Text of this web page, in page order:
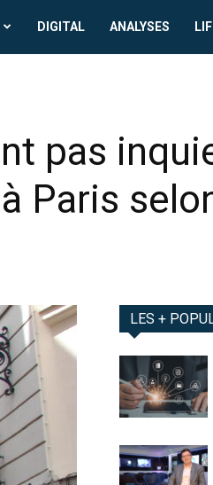
DIGITAL ANALYSES
pas
Paris
LES +